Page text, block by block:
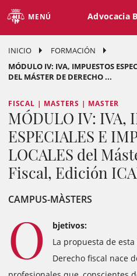
MENÚ Advocacia
INICIO
FORMACIÓN
MÓDULO IV: IVA, IMPUESTOS
DEL MÁSTER DE DERECHO ...
FISCAL | MASTERS | MASTER
MÓDULO IV: IVA,
ESPECIALES E
LOCALES del
Fiscal, Edición
CAMPUS-MÀSTERS
O
bjetivos:
La propuesta de
Derecho fiscal nace